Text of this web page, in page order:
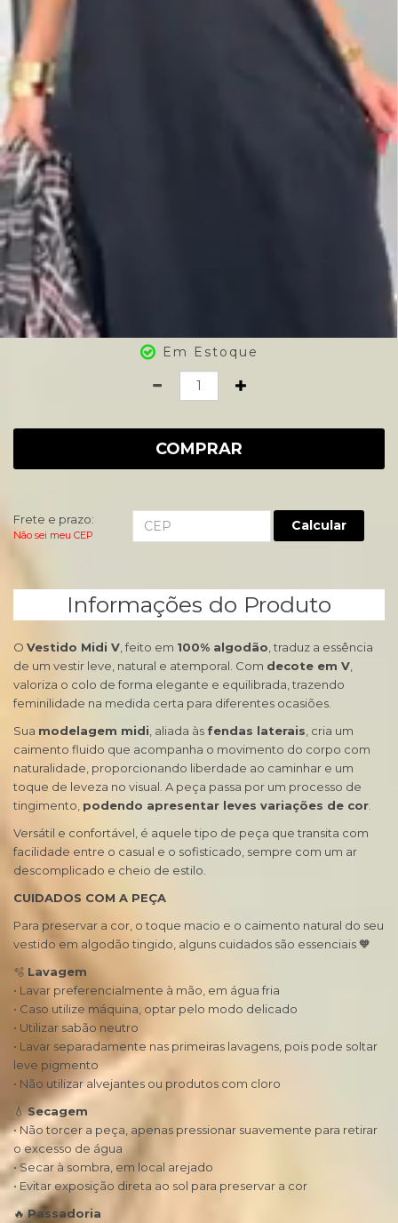
Em Estoque
COMPRAR
Frete e prazo:
Não sei meu CEP
Calcular
Informações do Produto
O Vestido Midi V , feito em 100% algodão , traduz a essência
de um vestir leve, natural e atemporal. Com decote em V
valoriza o colo de forma elegante e equilibrada, trazendo
feminilidade na medida certa para diferentes ocasiões.
Sua modelagem midi , aliada às fendas laterais , cria um
caimento fluido que acompanha o movimento do corpo com
naturalidade, proporcionando liberdade ao caminhar e um
toque de leveza no visual. A peça passa por um processo de
tingimento, podendo apresentar leves variações de cor
Versátil e confortável, é aquele tipo de peça que transita com
facilidade entre o casual e o sofisticado, sempre com um ar
descomplicado e cheio de estilo.
CUIDADOS COM A PEÇA
Para preservar a cor, o toque macio e o caimento natural do seu
vestido em algodão tingido, alguns cuidados são essenciais 🧡
🫧 Lavagem
• Lavar preferencialmente à mão, em água fria
• Caso utilize máquina, optar pelo modo delicado
• Utilizar sabão neutro
• Lavar separadamente nas primeiras lavagens, pois pode soltar
leve pigmento
• Não utilizar alvejantes ou produtos com cloro
💧Secagem
• Não torcer a peça, apenas pressionar suavemente para retirar
o excesso de água
• Secar à sombra, em local arejado
• Evitar exposição direta ao sol para preservar a cor
🔥Passadoria